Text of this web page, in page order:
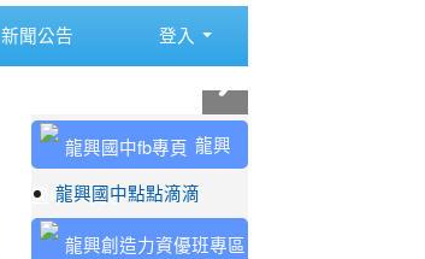
新聞公告 登入
:::
龍興
國中fb專頁
龍興國中點點滴滴